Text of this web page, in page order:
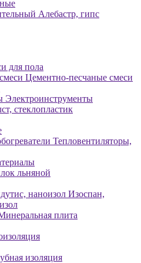
Алебастр, гипс
для пола
Цементно-песчаные смеси
Электроинструменты
стеклопластик
Тепловентиляторы,
льняной
Изоспан,
плита
изоляция